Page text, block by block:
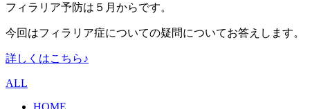
フィラリア予防は５月からです。
今回はフィラリア症についての疑問についてお答えします。
詳しくはこちら♪
ALL
HOME